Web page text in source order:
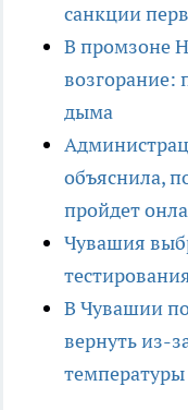
санкции
В промзоне
возгорание:
дыма
объяснила,
пройдет
Чувашия
В Чувашии
вернуть из-
температуры